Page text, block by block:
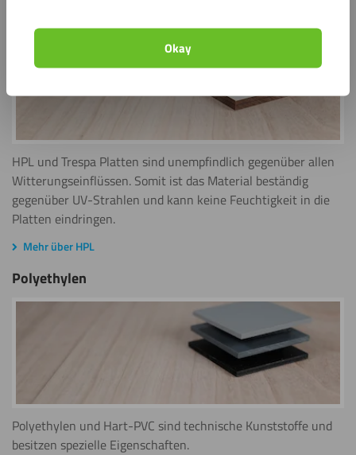
Okay
HPL und Trespa Platten sind unempfindlich gegenüber allen
Witterungseinflüssen. Somit ist das Material beständig
gegenüber UV-Strahlen und kann keine Feuchtigkeit in die
Platten eindringen.
Mehr über HPL
Polyethylen
Polyethylen und Hart-PVC sind technische Kunststoffe und
besitzen spezielle Eigenschaften.